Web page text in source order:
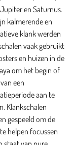
en Saturnus.
kalmerende en
klank werden
vaak gebruikt
en huizen in de
om het begin of
een
aan te
Klankschalen
gespeeld om de
helpen focussen